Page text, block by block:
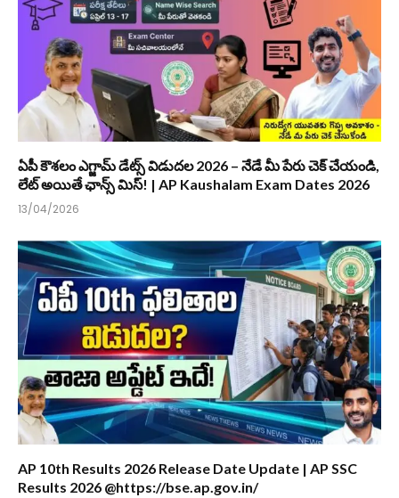
ఏపీ కౌశలం ఎగ్జామ్ డేట్స్ విడుదల 2026 – నేడే మీ పేరు చెక్ చేయండి,
లేట్ అయితే ఛాన్స్ మిస్! | AP Kaushalam Exam Dates 2026
13/04/2026
AP 10th Results 2026 Release Date Update | AP SSC
Results 2026 @https://bse.ap.gov.in/